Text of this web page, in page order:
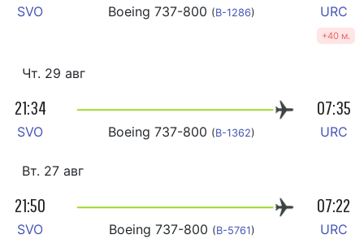
SVO Boeing 737-800 (B-1286) URC
+40 м.
Чт. 29 авг
21:34 07:35
SVO Boeing 737-800 (B-1362) URC
Вт. 27 авг
21:50 07:22
SVO Boeing 737-800 (B-5761) URC